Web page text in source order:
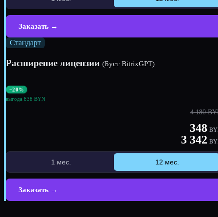
Заказать →
Стандарт
Расширение лицензии (Буст BitrixGPT)
−20%
выгода 838 BYN
4 180
348
3 342
1 мес. 12 мес.
Заказать →